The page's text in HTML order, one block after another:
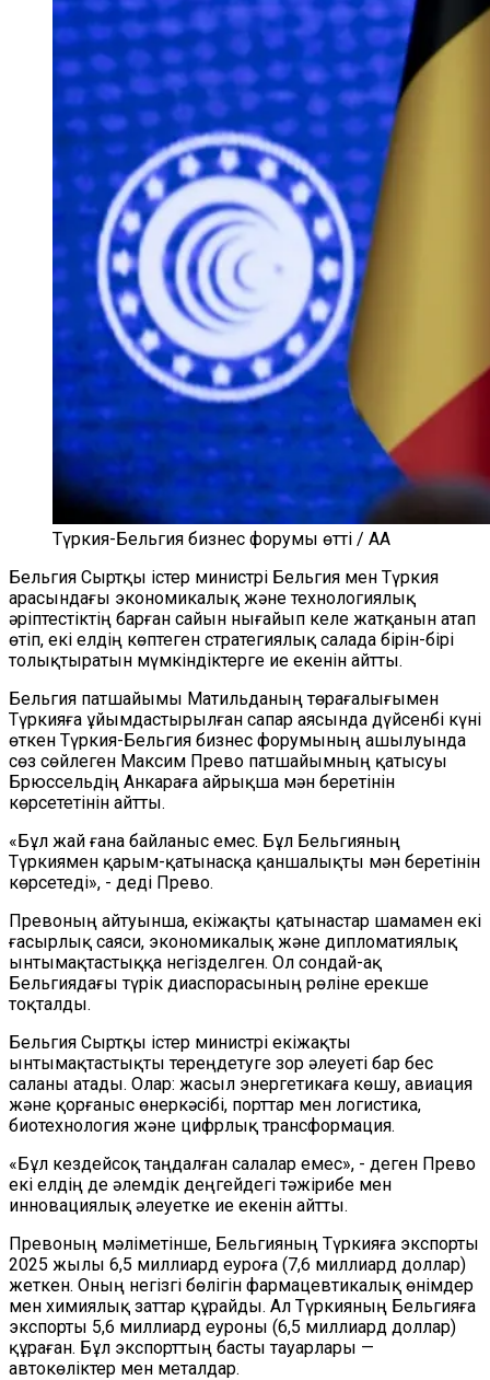
Түркия-Бельгия бизнес форумы өтті / AA
Бельгия Сыртқы істер министрі Бельгия мен Түркия
арасындағы экономикалық және технологиялық
әріптестіктің барған сайын нығайып келе жатқанын атап
өтіп, екі елдің көптеген стратегиялық салада бірін-бірі
толықтыратын мүмкіндіктерге ие екенін айтты.
Бельгия патшайымы Матильданың төрағалығымен
Түркияға ұйымдастырылған сапар аясында дүйсенбі күні
өткен Түркия-Бельгия бизнес форумының ашылуында
сөз сөйлеген Максим Прево патшайымның қатысуы
Брюссельдің Анкараға айрықша мән беретінін
көрсететінін айтты.
«Бұл жай ғана байланыс емес. Бұл Бельгияның
Түркиямен қарым-қатынасқа қаншалықты мән беретінін
көрсетеді», - деді Прево.
Превоның айтуынша, екіжақты қатынастар шамамен екі
ғасырлық саяси, экономикалық және дипломатиялық
ынтымақтастыққа негізделген. Ол сондай-ақ
Бельгиядағы түрік диаспорасының рөліне ерекше
тоқталды.
Бельгия Сыртқы істер министрі екіжақты
ынтымақтастықты тереңдетуге зор әлеуеті бар бес
саланы атады. Олар: жасыл энергетикаға көшу, авиация
және қорғаныс өнеркәсібі, порттар мен логистика,
биотехнология және цифрлық трансформация.
«Бұл кездейсоқ таңдалған салалар емес», - деген Прево
екі елдің де әлемдік деңгейдегі тәжірибе мен
инновациялық әлеуетке ие екенін айтты.
Превоның мәліметінше, Бельгияның Түркияға экспорты
2025 жылы 6,5 миллиард еуроға (7,6 миллиард доллар)
жеткен. Оның негізгі бөлігін фармацевтикалық өнімдер
мен химиялық заттар құрайды. Ал Түркияның Бельгияға
экспорты 5,6 миллиард еуроны (6,5 миллиард доллар)
құраған. Бұл экспорттың басты тауарлары —
автокөліктер мен металдар.